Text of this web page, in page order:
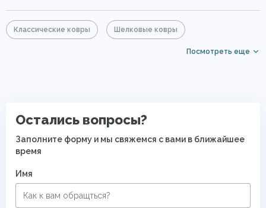
Классические ковры Шелковые ковры
Элитные ковры
Посмотреть еще
Остались вопросы?
Заполните форму и мы свяжемся с вами в ближайшее
время
Имя